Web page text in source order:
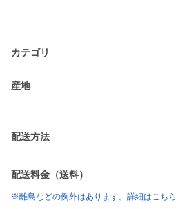
カテゴリ
産地
配送方法
配送料金（送料）
※離島などの例外はあります。詳細はこちら